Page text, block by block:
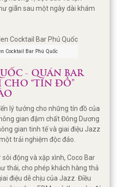
giãn sau một ngày dài khám
Cocktail Bar Phú Quốc
- QUÁN BAR
CHO “TÍN ĐỒ”
lý tưởng cho những tín đồ của
gian đậm chất Đông Dương
gian tinh tế và giai điệu Jazz
trải nghiệm độc đáo.
động và xập xình, Coco Bar
thái, cho phép khách hàng thả
điệu dễ chịu của Jazz. Điều